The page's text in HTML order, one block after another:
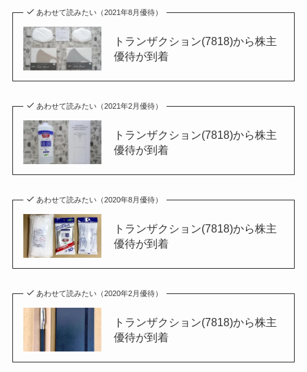
あわせて読みたい（2021年8月優待）
トランザクション(7818)から株主
優待が到着
あわせて読みたい（2021年2月優待）
トランザクション(7818)から株主
優待が到着
あわせて読みたい（2020年8月優待）
トランザクション(7818)から株主
優待が到着
あわせて読みたい（2020年2月優待）
トランザクション(7818)から株主
優待が到着